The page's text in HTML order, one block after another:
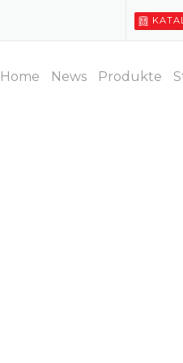
Home News Produkte